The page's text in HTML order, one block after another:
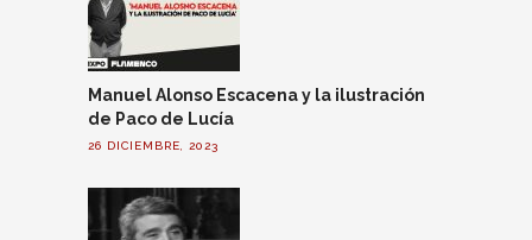
Manuel Alonso Escacena y la ilustración
de Paco de Lucía
26 DICIEMBRE, 2023